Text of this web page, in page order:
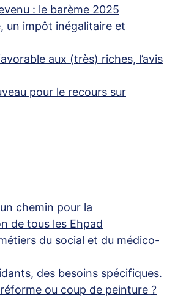
: le barème 2025
un impôt inégalitaire et
aux (très) riches, l’avis
pour le recours sur
chemin pour la
de tous les Ehpad
du social et du médico-
des besoins spécifiques.
ou coup de peinture ?